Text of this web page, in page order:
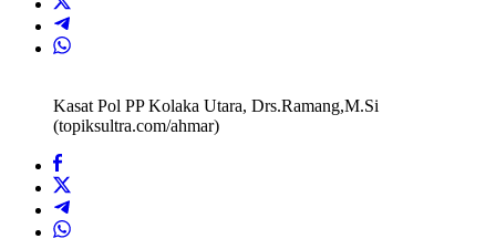
Kasat Pol PP Kolaka Utara, Drs.Ramang,M.Si
(topiksultra.com/ahmar)